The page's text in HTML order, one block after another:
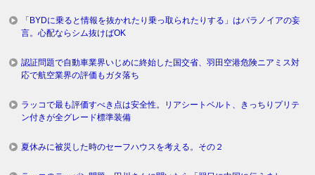
「BYDに乗ると情報を抜かれたり乗っ取られたりする」はパラノイアの妄
言。心配ならシム抜けばOK
認証問題で自動車業界いじめに終始した国交省、羽田空港危険ニアミス対
応で航空業界の評価もガタ落ち
ラッコで最も評価すべき点は安全性。リアシートベルト、きっちりプリテ
ン付きが全グレード標準装備
夏休みに被災した時のセーフハウスを考える。その２